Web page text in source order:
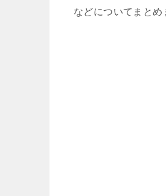
などについてまとめ